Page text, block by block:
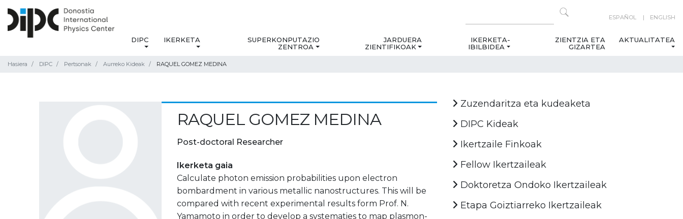
ESPAÑOL ENGLISH
DIPC IKERKETA
SUPERKONPUTAZIO
ZENTROA
JARDUERA
ZIENTIFIKOAK
IKERKETA-
IBILBIDEA
ZIENTZIA ETA
GIZARTEA
AKTUALITATEA
Hasiera DIPC Pertsonak Aurreko Kideak RAQUEL GOMEZ MEDINA
RAQUEL GOMEZ MEDINA
Post-doctoral Researcher
Ikerketa gaia
Calculate photon emission probabilities upon electron
bombardment in various metallic nanostructures. This will be
compared with recent experimental results form Prof. N.
Yamamoto in order to develop a systematies to map plasmon-
Zuzendaritza eta kudeaketa
DIPC Kideak
Ikertzaile Finkoak
Fellow Ikertzaileak
Doktoretza Ondoko Ikertzaileak
Etapa Goiztiarreko Ikertzaileak